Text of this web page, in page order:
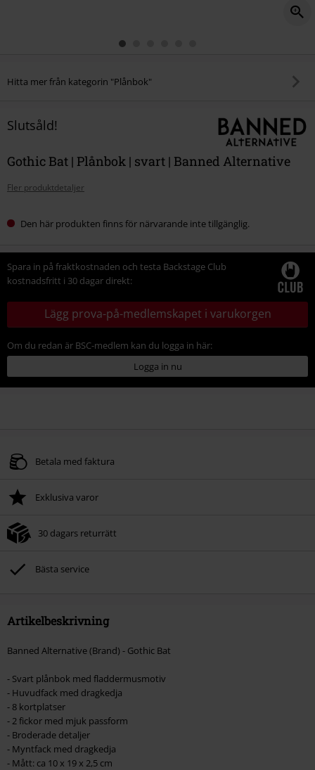
Hitta mer från kategorin "Plånbok"
Slutsåld!
Gothic Bat | Plånbok | svart | Banned Alternative
Fler produktdetaljer
Den här produkten finns för närvarande inte tillgänglig.
Spara in på fraktkostnaden och testa Backstage Club
kostnadsfritt i 30 dagar direkt:
Lägg prova-på-medlemskapet i varukorgen
Om du redan är BSC-medlem kan du logga in här:
Logga in nu
Betala med faktura
Exklusiva varor
30 dagars returrätt
Bästa service
Artikelbeskrivning
Banned Alternative (Brand) - Gothic Bat
- Svart plånbok med fladdermusmotiv
- Huvudfack med dragkedja
- 8 kortplatser
- 2 fickor med mjuk passform
- Broderade detaljer
- Myntfack med dragkedja
- Mått: ca 10 x 19 x 2,5 cm